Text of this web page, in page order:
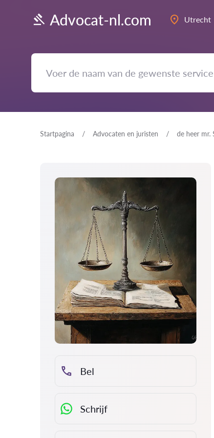
Advocat-nl.com Utrecht
Startpagina Advocaten en juristen de heer mr.
Bel
Schrijf